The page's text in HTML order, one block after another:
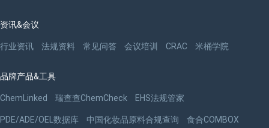
资讯&会议
行业资讯 法规资料 常见问答 会议培训 CRAC 米桶学院
品牌产品&工具
ChemLinked 瑞查查ChemCheck EHS法规管家
PDE/ADE/OEL数据库 中国化妆品原料合规查询 食合COMBOX